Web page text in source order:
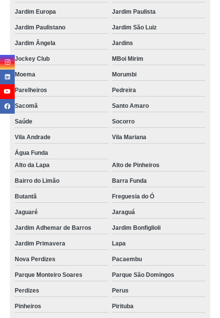
Jardim Europa Jardim Paulista
Jardim Paulistano Jardim São Luiz
Jardim Ângela Jardins
Jockey Club MBoi Mirim
Moema Morumbi
Parelheiros Pedreira
Sacomã Santo Amaro
Saúde Socorro
Vila Andrade Vila Mariana
Água Funda
Alto da Lapa
Alto de Pinheiros
Bairro do Limão Barra Funda
Butantã Freguesia do Ó
Jaguaré Jaraguá
Jardim Adhemar de Barros Jardim Bonfiglioli
Jardim Primavera Lapa
Nova Perdizes Pacaembu
Parque Monteiro Soares Parque São Domingos
Perdizes Perus
Pinheiros Pirituba